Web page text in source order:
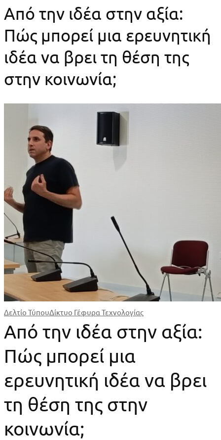
Από την ιδέα στην αξία:
Πώς μπορεί μια ερευνητική
ιδέα να βρει τη θέση της
στην κοινωνία;
Δελτίο ΤύπουΔίκτυο Γέφυρα Τεχνολογίας
Από την ιδέα στην αξία:
Πώς μπορεί μια
ερευνητική ιδέα να βρει
τη θέση της στην
κοινωνία;